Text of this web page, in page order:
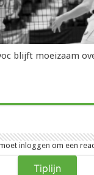
blijft moeizaam
inloggen om een
Tiplijn